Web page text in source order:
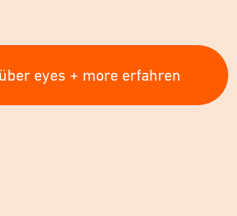
eyes + more erfahren